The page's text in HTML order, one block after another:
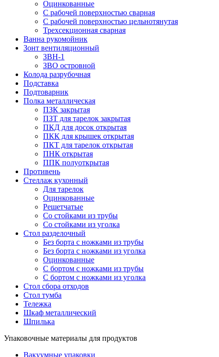
Оцинкованные
С рабочей поверхностью сварная
С рабочей поверхностью цельнотянутая
Трехсекционная сварная
Ванна рукомойник
Зонт вентиляционный
ЗВН-1
ЗВО островной
Колода разрубочная
Подставка
Подтоварник
Полка металлическая
ПЗК закрытая
ПЗТ для тарелок закрытая
ПКД для досок открытая
ПКК для крышек открытая
ПКТ для тарелок открытая
ПНК открытая
ППК полуоткрытая
Противень
Стеллаж кухонный
Для тарелок
Оцинкованные
Решетчатые
Со стойками из трубы
Со стойками из уголка
Стол разделочный
Без борта с ножками из трубы
Без борта с ножками из уголка
Оцинкованные
С бортом с ножками из трубы
С бортом с ножками из уголка
Стол сбора отходов
Стол тумба
Тележка
Шкаф металлический
Шпилька
Упаковочные материалы для продуктов
Вакуумные упаковки